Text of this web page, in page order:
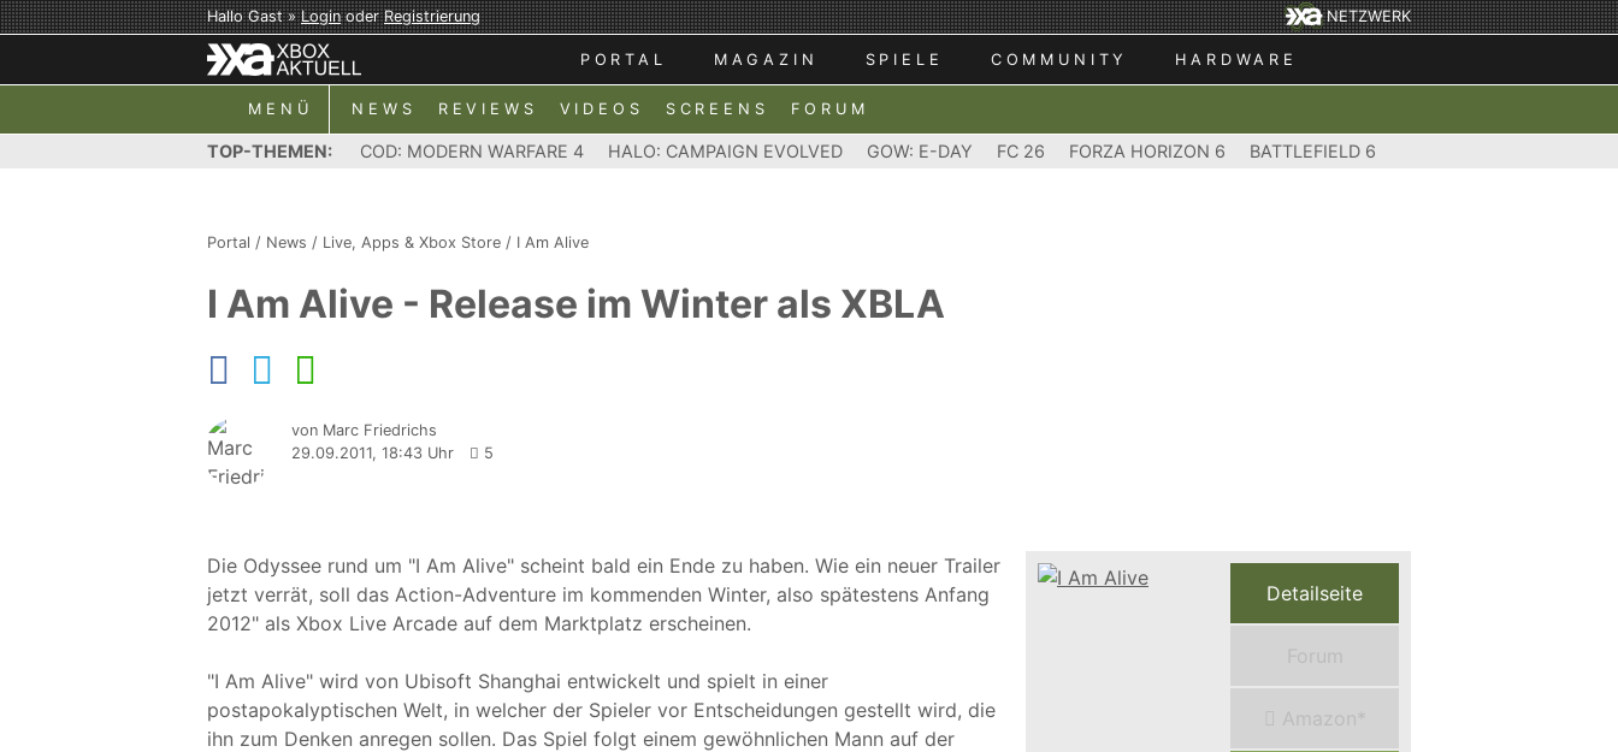
Hallo Gast »LoginoderRegistrierung NETZWERK
PORTAL MAGAZIN SPIELE COMMUNITY HARDWARE
MENÜ NEWS REVIEWS VIDEOS SCREENS FORUM
TOP-THEMEN: COD: MODERN WARFARE 4 HALO: CAMPAIGN EVOLVED GOW: E-DAY FC 26 FORZA HORIZON 6 BATTLEFIELD 6
Portal / News / Live, Apps & Xbox Store / I Am Alive
I Am Alive - Release im Winter als XBLA
von Marc Friedrichs
29.09.2011, 18:43 Uhr
5
Die Odyssee rund um "I Am Alive" scheint bald ein Ende zu haben. Wie ein neuer Trailer
jetzt verrät, soll das Action-Adventure im kommenden Winter, also spätestens Anfang
2012" als Xbox Live Arcade auf dem Marktplatz erscheinen.
"I Am Alive" wird von Ubisoft Shanghai entwickelt und spielt in einer
postapokalyptischen Welt, in welcher der Spieler vor Entscheidungen gestellt wird, die
ihn zum Denken anregen sollen. Das Spiel folgt einem gewöhnlichen Mann auf der
Detailseite
Forum
Amazon*